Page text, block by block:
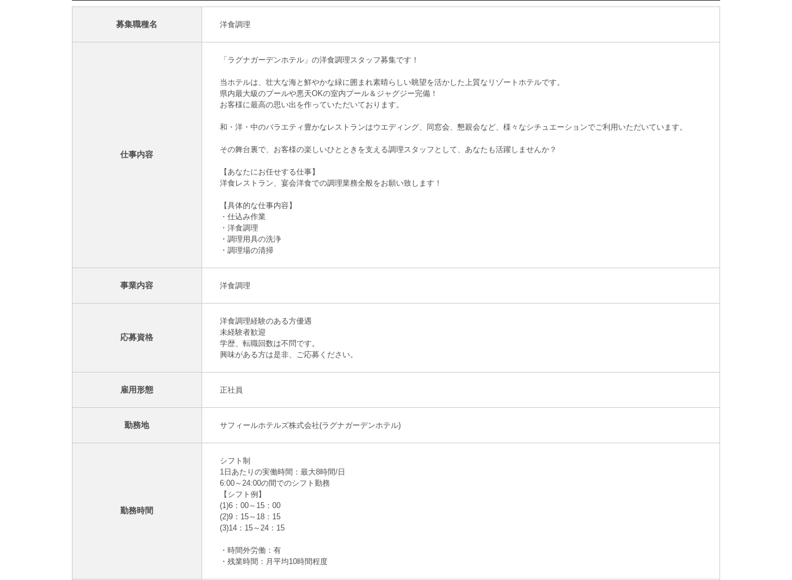
募集職種名 洋食調理
仕事内容
「ラグナガーデンホテル」の洋食調理スタッフ募集です！
当ホテルは、壮大な海と鮮やかな緑に囲まれ素晴らしい眺望を活かした上質なリゾートホテルです。
県内最大級のプールや悪天OKの室内プール＆ジャグジー完備！
お客様に最高の思い出を作っていただいております。
和・洋・中のバラエティ豊かなレストランはウエディング、同窓会、懇親会など、様々なシチュエーションでご利用いただいています。
その舞台裏で、お客様の楽しいひとときを支える調理スタッフとして、あなたも活躍しませんか？
【あなたにお任せする仕事】
洋食レストラン、宴会洋食での調理業務全般をお願い致します！
【具体的な仕事内容】
・仕込み作業
・洋食調理
・調理用具の洗浄
・調理場の清掃
事業内容 洋食調理
応募資格
洋食調理経験のある方優遇
未経験者歓迎
学歴、転職回数は不問です。
興味がある方は是非、ご応募ください。
雇用形態 正社員
勤務地 サフィールホテルズ株式会社(ラグナガーデンホテル)
勤務時間
シフト制
1日あたりの実働時間：最大8時間/日
6:00～24:00の間でのシフト勤務
【シフト例】
(1)6：00～15：00
(2)9：15～18：15
(3)14：15～24：15
・時間外労働：有
・残業時間：月平均10時間程度